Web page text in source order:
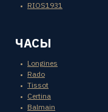
RIOS1931
ЧАСЫ
Longines
Rado
Tissot
Certina
Balmain